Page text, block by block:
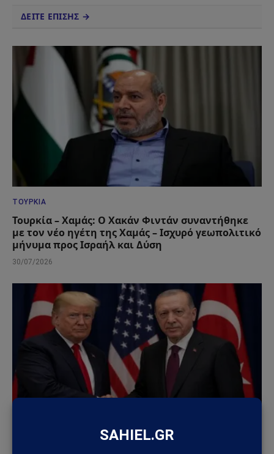
ΔΕΙΤΕ ΕΠΙΣΗΣ →
ΤΟΥΡΚΊΑ
Τουρκία – Χαμάς: Ο Χακάν Φιντάν συναντήθηκε
με τον νέο ηγέτη της Χαμάς – Ισχυρό γεωπολιτικό
μήνυμα προς Ισραήλ και Δύση
30/07/2026